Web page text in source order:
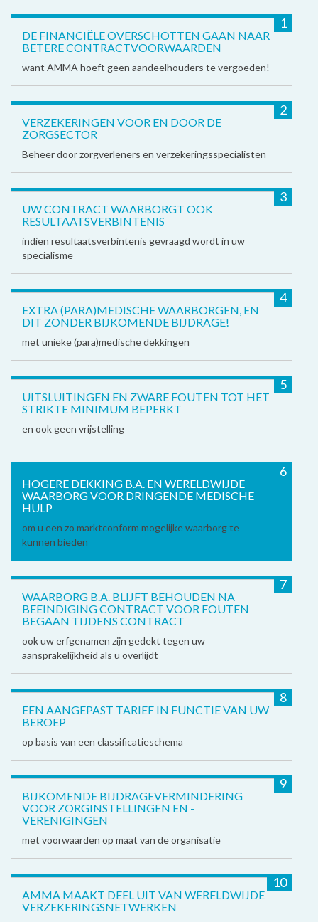
1
DE FINANCIËLE OVERSCHOTTEN GAAN NAAR
BETERE CONTRACTVOORWAARDEN
want AMMA hoeft geen aandeelhouders te vergoeden!
2
VERZEKERINGEN VOOR EN DOOR DE
ZORGSECTOR
Beheer door zorgverleners en verzekeringsspecialisten
3
UW CONTRACT WAARBORGT OOK
RESULTAATSVERBINTENIS
indien resultaatsverbintenis gevraagd wordt in uw
specialisme
4
EXTRA (PARA)MEDISCHE WAARBORGEN, EN
DIT ZONDER BIJKOMENDE BIJDRAGE!
met unieke (para)medische dekkingen
5
UITSLUITINGEN EN ZWARE FOUTEN TOT HET
STRIKTE MINIMUM BEPERKT
en ook geen vrijstelling
6
HOGERE DEKKING B.A. EN WERELDWIJDE
WAARBORG VOOR DRINGENDE MEDISCHE
HULP
om u een zo marktconform mogelijke waarborg te
kunnen bieden
7
WAARBORG B.A. BLIJFT BEHOUDEN NA
BEEINDIGING CONTRACT VOOR FOUTEN
BEGAAN TIJDENS CONTRACT
ook uw erfgenamen zijn gedekt tegen uw
aansprakelijkheid als u overlijdt
8
EEN AANGEPAST TARIEF IN FUNCTIE VAN UW
BEROEP
op basis van een classificatieschema
9
BIJKOMENDE BIJDRAGEVERMINDERING
VOOR ZORGINSTELLINGEN EN -
VERENIGINGEN
met voorwaarden op maat van de organisatie
10
AMMA MAAKT DEEL UIT VAN WERELDWIJDE
VERZEKERINGSNETWERKEN